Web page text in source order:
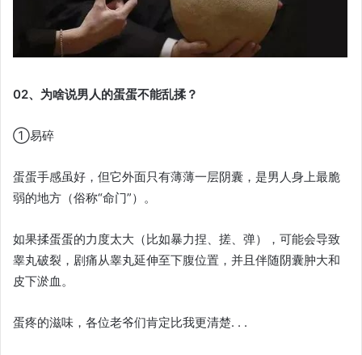
02、为啥说男人的蛋蛋不能乱揉？
①易碎
蛋蛋手感虽好，但它外面只有薄薄一层阴囊，是男人身上最脆
弱的地方（俗称“命门”）。
如果揉蛋蛋的力度太大（比如暴力捏、搓、弹），可能会导致
睾丸破裂，剧痛从睾丸延伸至下腹位置，并且伴随阴囊肿大和
皮下淤血。
蛋疼的滋味，各位老爷们肯定比我更清楚. . .